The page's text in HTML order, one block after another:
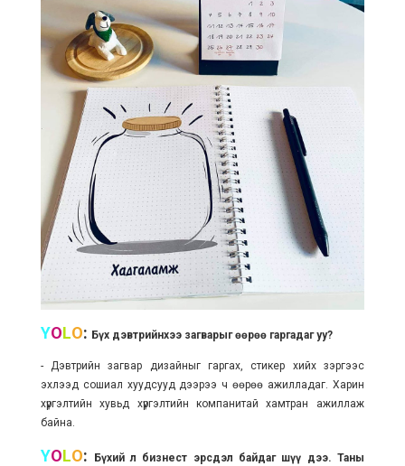
YOLO: Бүх дэвтрийнхээ загварыг өөрөө гаргадаг уу?
- Дэвтрийн загвар дизайныг гаргах, стикер хийх зэргээс
эхлээд сошиал хуудсууд дээрээ ч өөрөө ажилладаг. Харин
хүргэлтийн хувьд хүргэлтийн компанитай хамтран ажиллаж
байна.
YOLO:
Бүхий л бизнест эрсдэл байдаг шүү дээ. Таны